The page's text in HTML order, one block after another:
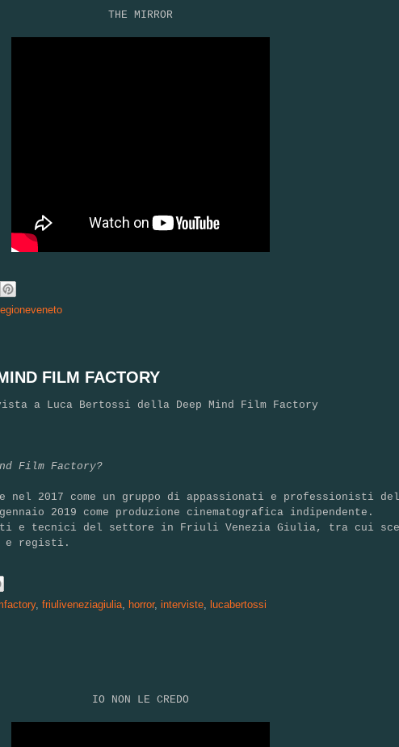
THE MIRROR
FILM FACTORY
a Luca Bertossi della Deep Mind Film Factory
Film Factory?
nel 2017 come un gruppo di appassionati e professionisti del
2019 come produzione cinematografica indipendente.
e tecnici del settore in Friuli Venezia Giulia, tra cui
e registi.
, friuliveneziagiulia horror, interviste lucabertossi
IO NON LE CREDO